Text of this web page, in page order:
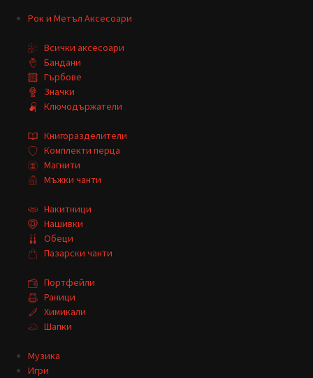
Рок и Метъл Аксесоари
Всички аксесоари
Бандани
Гърбове
Значки
Ключодържатели
Книгоразделители
Комплекти перца
Магнити
Мъжки чанти
Накитници
Нашивки
Обеци
Пазарски чанти
Портфейли
Раници
Химикали
Шапки
Музика
Игри